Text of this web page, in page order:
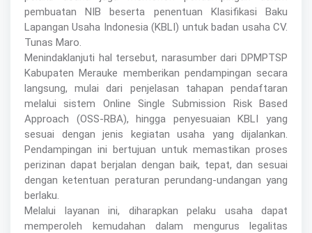
pembuatan NIB beserta penentuan Klasifikasi Baku
Lapangan Usaha Indonesia (KBLI) untuk badan usaha CV.
Tunas Maro.
Menindaklanjuti hal tersebut, narasumber dari DPMPTSP
Kabupaten Merauke memberikan pendampingan secara
langsung, mulai dari penjelasan tahapan pendaftaran
melalui sistem Online Single Submission Risk Based
Approach (OSS-RBA), hingga penyesuaian KBLI yang
sesuai dengan jenis kegiatan usaha yang dijalankan.
Pendampingan ini bertujuan untuk memastikan proses
perizinan dapat berjalan dengan baik, tepat, dan sesuai
dengan ketentuan peraturan perundang-undangan yang
berlaku.
Melalui layanan ini, diharapkan pelaku usaha dapat
memperoleh kemudahan dalam mengurus legalitas